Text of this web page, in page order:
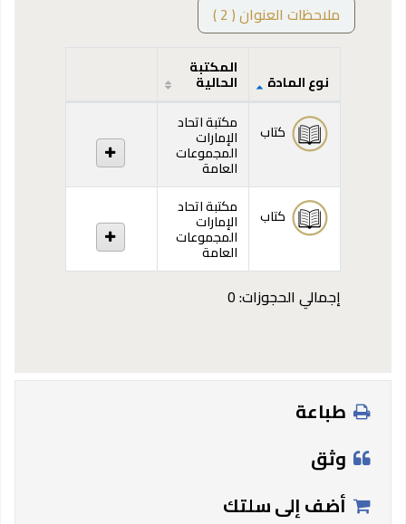
ملاحظات العنوان ( 2 )
المقتنيات
نوع المادة
المكتبة
الحالية
كتاب مكتبة اتحاد
الإمارات
المجموعات
العامة
كتاب
مكتبة اتحاد
الإمارات
المجموعات
العامة
إجمالي الحجوزات: 0
طباعة
وثق
أضف إلى سلتك